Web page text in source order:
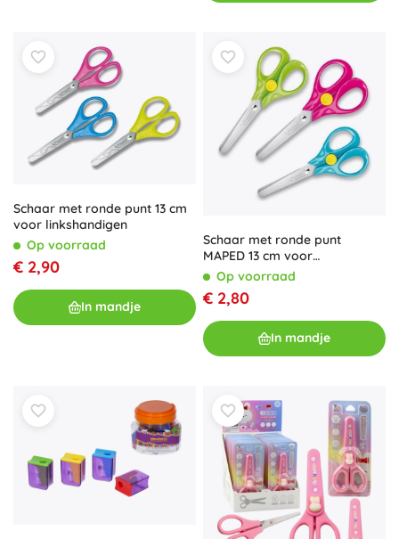
Schaar met ronde punt 13 cm
voor linkshandigen
Op voorraad
€ 2,90
In mandje
Schaar met ronde punt
MAPED 13 cm voor
rechtshandigen
Op voorraad
€ 2,80
In mandje